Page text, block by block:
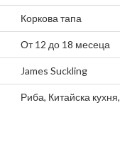
Коркова тапа
От 12 до 18 месеца
James Suckling
Риба, Китайска кухня,